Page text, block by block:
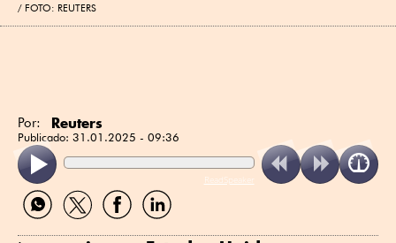
FOTO: REUTERS
Por: Reuters
Publicado: 31.01.2025 - 09:36
ReadSpeaker
Compartir
por
Compartir
por
Compartir
por
Compartir
por